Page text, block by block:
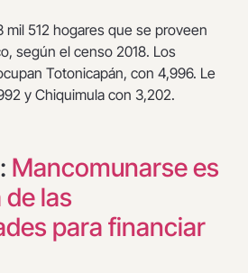
mil 512 hogares que se proveen
según el censo 2018. Los
Totonicapán, con 4,996. Le
y Chiquimula con 3,202.
Mancomunarse es
las
para financiar